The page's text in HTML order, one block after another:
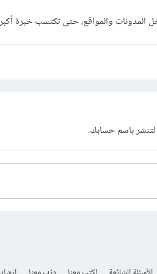
المدونات والمواقع، حتى تكتسب
لتنشر باسم حسابك.